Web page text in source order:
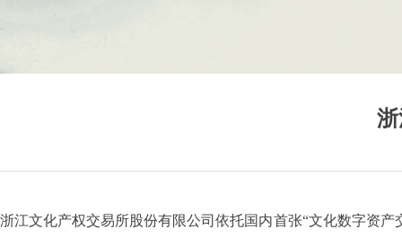
浙江文化产权交易所股份有限公司依托国内首张“文化数字资